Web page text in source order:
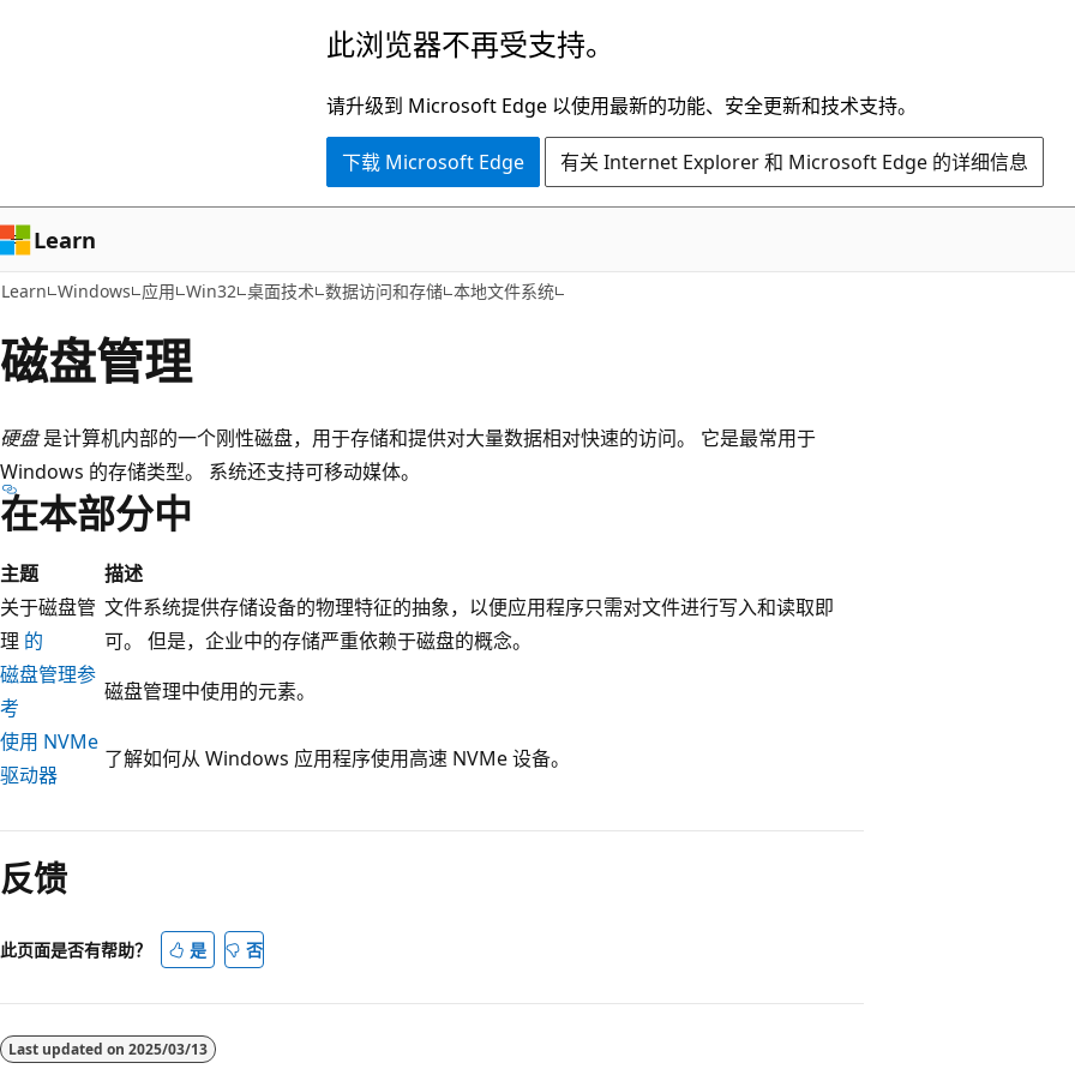
容
此浏览器不再受支持。
请升级到 Microsoft Edge 以使用最新的功能、安全更新和技术支持。
下载 Microsoft Edge 有关 Internet Explorer 和 Microsoft Edge 的详细信息
Learn
Learn Windows 应用 Win32 桌面技术 数据访问和存储 本地文件系统
磁盘管理
硬盘是计算机内部的一个刚性磁盘，用于存储和提供对大量数据相对快速的访问。 它是最常用于
Windows 的存储类型。 系统还支持可移动媒体。
在本部分中
主题
描述
关于磁盘管
理 的
文件系统提供存储设备的物理特征的抽象，以便应用程序只需对文件进行写入和读取即
可。 但是，企业中的存储严重依赖于磁盘的概念。
磁盘管理参
考
磁盘管理中使用的元素。
使用 NVMe
驱动器
了解如何从 Windows 应用程序使用高速 NVMe 设备。
读
模
已
用
反馈
此页面是否有帮助？ 是 否
Last updated on 2025/03/13